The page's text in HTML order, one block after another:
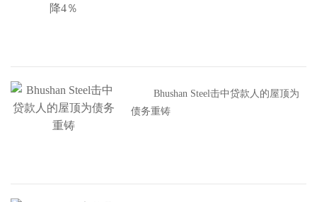
Bhushan Steel击中贷款人的屋顶为
债务重铸